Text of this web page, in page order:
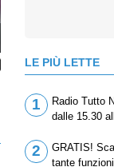
LE PIÙ LETTE
1
Radio Tutto
dalle 15.30
2
GRATIS!
tante